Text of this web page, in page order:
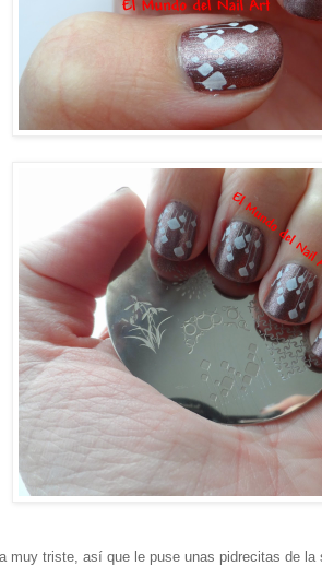
muy triste, así que le puse unas pidrecitas de